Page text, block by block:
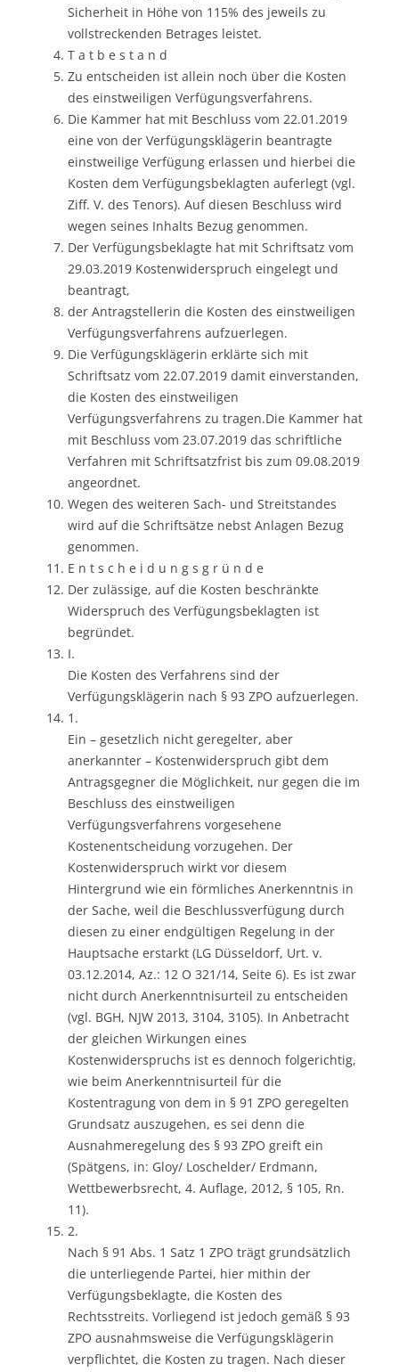
Sicherheit in Höhe von 115% des jeweils zu
vollstreckenden Betrages leistet.
T a t b e s t a n d
Zu entscheiden ist allein noch über die Kosten
des einstweiligen Verfügungsverfahrens.
Die Kammer hat mit Beschluss vom 22.01.2019
eine von der Verfügungsklägerin beantragte
einstweilige Verfügung erlassen und hierbei die
Kosten dem Verfügungsbeklagten auferlegt (vgl.
Ziff. V. des Tenors). Auf diesen Beschluss wird
wegen seines Inhalts Bezug genommen.
Der Verfügungsbeklagte hat mit Schriftsatz vom
29.03.2019 Kostenwiderspruch eingelegt und
beantragt,
der Antragstellerin die Kosten des einstweiligen
Verfügungsverfahrens aufzuerlegen.
Die Verfügungsklägerin erklärte sich mit
Schriftsatz vom 22.07.2019 damit einverstanden,
die Kosten des einstweiligen
Verfügungsverfahrens zu tragen.Die Kammer hat
mit Beschluss vom 23.07.2019 das schriftliche
Verfahren mit Schriftsatzfrist bis zum 09.08.2019
angeordnet.
Wegen des weiteren Sach- und Streitstandes
wird auf die Schriftsätze nebst Anlagen Bezug
genommen.
E n t s c h e i d u n g s g r ü n d e
Der zulässige, auf die Kosten beschränkte
Widerspruch des Verfügungsbeklagten ist
begründet.
I.
Die Kosten des Verfahrens sind der
Verfügungsklägerin nach § 93 ZPO aufzuerlegen.
1.
Ein – gesetzlich nicht geregelter, aber
anerkannter – Kostenwiderspruch gibt dem
Antragsgegner die Möglichkeit, nur gegen die im
Beschluss des einstweiligen
Verfügungsverfahrens vorgesehene
Kostenentscheidung vorzugehen. Der
Kostenwiderspruch wirkt vor diesem
Hintergrund wie ein förmliches Anerkenntnis in
der Sache, weil die Beschlussverfügung durch
diesen zu einer endgültigen Regelung in der
Hauptsache erstarkt (LG Düsseldorf, Urt. v.
03.12.2014, Az.: 12 O 321/14, Seite 6). Es ist zwar
nicht durch Anerkenntnisurteil zu entscheiden
(vgl. BGH, NJW 2013, 3104, 3105). In Anbetracht
der gleichen Wirkungen eines
Kostenwiderspruchs ist es dennoch folgerichtig,
wie beim Anerkenntnisurteil für die
Kostentragung von dem in § 91 ZPO geregelten
Grundsatz auszugehen, es sei denn die
Ausnahmeregelung des § 93 ZPO greift ein
(Spätgens, in: Gloy/ Loschelder/ Erdmann,
Wettbewerbsrecht, 4. Auflage, 2012, § 105, Rn.
11).
2.
Nach § 91 Abs. 1 Satz 1 ZPO trägt grundsätzlich
die unterliegende Partei, hier mithin der
Verfügungsbeklagte, die Kosten des
Rechtsstreits. Vorliegend ist jedoch gemäß § 93
ZPO ausnahmsweise die Verfügungsklägerin
verpflichtet, die Kosten zu tragen. Nach dieser